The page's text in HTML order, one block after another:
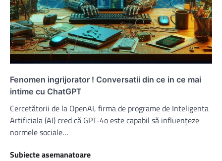
Fenomen ingrijorator ! Conversatii din ce in ce mai
intime cu ChatGPT
Cercetătorii de la OpenAI, firma de programe de Inteligenta
Artificiala (AI) cred că GPT-4o este capabil să influențeze
normele sociale…
Subiecte asemanatoare